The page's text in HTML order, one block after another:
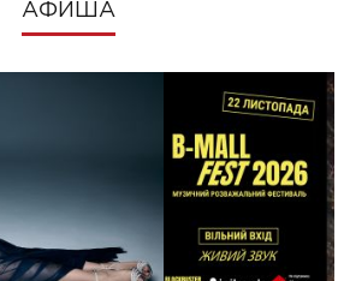
АФИША